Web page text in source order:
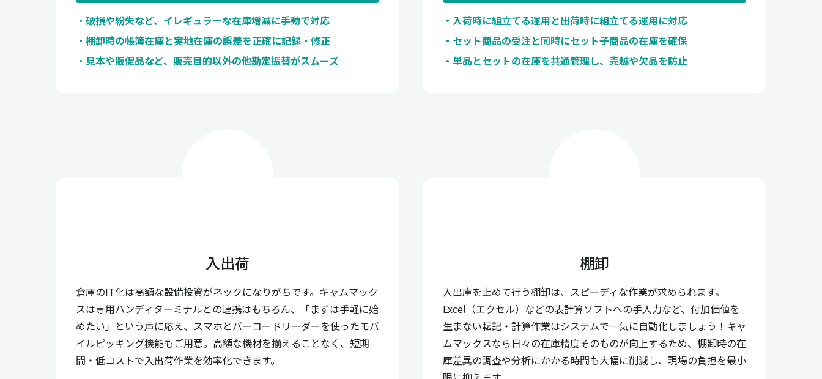
破損や紛失など、イレギュラーな在庫増減に手動で対応
棚卸時の帳簿在庫と実地在庫の誤差を正確に記録・修正
見本や販促品など、販売目的以外の他勘定振替がスムーズ
入荷時に組立てる運用と出荷時に組立てる運用に対応
セット商品の受注と同時にセット子商品の在庫を確保
単品とセットの在庫を共通管理し、売越や欠品を防止
入出荷
倉庫のIT化は高額な設備投資がネックになりがちです。キャムマック
スは専用ハンディターミナルとの連携はもちろん、「まずは手軽に始
めたい」という声に応え、スマホとバーコードリーダーを使ったモバ
イルピッキング機能もご用意。高額な機材を揃えることなく、短期
間・低コストで入出荷作業を効率化できます。
棚卸
入出庫を止めて行う棚卸は、スピーディな作業が求められます。
Excel（エクセル）などの表計算ソフトへの手入力など、付加価値を
生まない転記・計算作業はシステムで一気に自動化しましょう！キャ
ムマックスなら日々の在庫精度そのものが向上するため、棚卸時の在
庫差異の調査や分析にかかる時間も大幅に削減し、現場の負担を最小